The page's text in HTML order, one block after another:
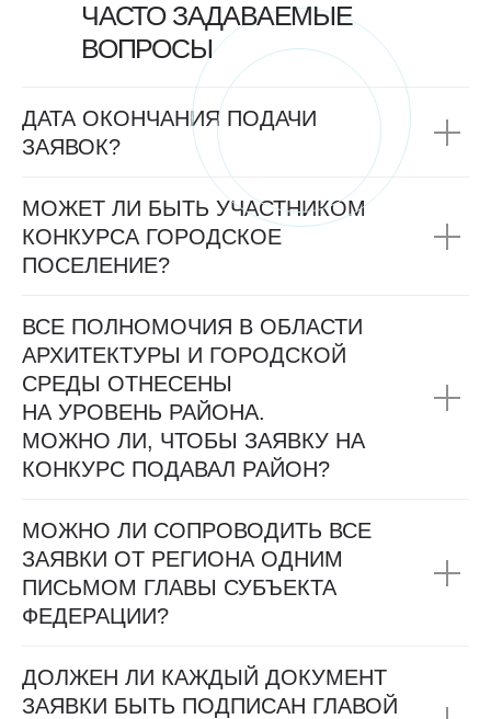
ЧАСТО ЗАДАВАЕМЫЕ
ВОПРОСЫ
ДАТА ОКОНЧАНИЯ ПОДАЧИ
ЗАЯВОК?
МОЖЕТ ЛИ БЫТЬ УЧАСТНИКОМ
КОНКУРСА ГОРОДСКОЕ
ПОСЕЛЕНИЕ?
ВСЕ ПОЛНОМОЧИЯ В ОБЛАСТИ
АРХИТЕКТУРЫ И ГОРОДСКОЙ
СРЕДЫ ОТНЕСЕНЫ
НА УРОВЕНЬ РАЙОНА.
МОЖНО ЛИ, ЧТОБЫ ЗАЯВКУ НА
КОНКУРС ПОДАВАЛ РАЙОН?
МОЖНО ЛИ СОПРОВОДИТЬ ВСЕ
ЗАЯВКИ ОТ РЕГИОНА ОДНИМ
ПИСЬМОМ ГЛАВЫ СУБЪЕКТА
ФЕДЕРАЦИИ?
ДОЛЖЕН ЛИ КАЖДЫЙ ДОКУМЕНТ
ЗАЯВКИ БЫТЬ ПОДПИСАН ГЛАВОЙ